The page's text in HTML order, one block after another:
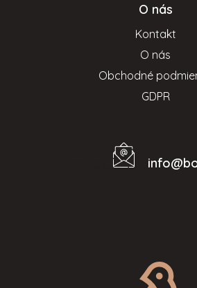
O nás
Kontakt
O nás
Obchodné
GDPR
info@